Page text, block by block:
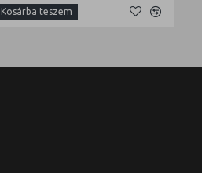
Kosárba teszem